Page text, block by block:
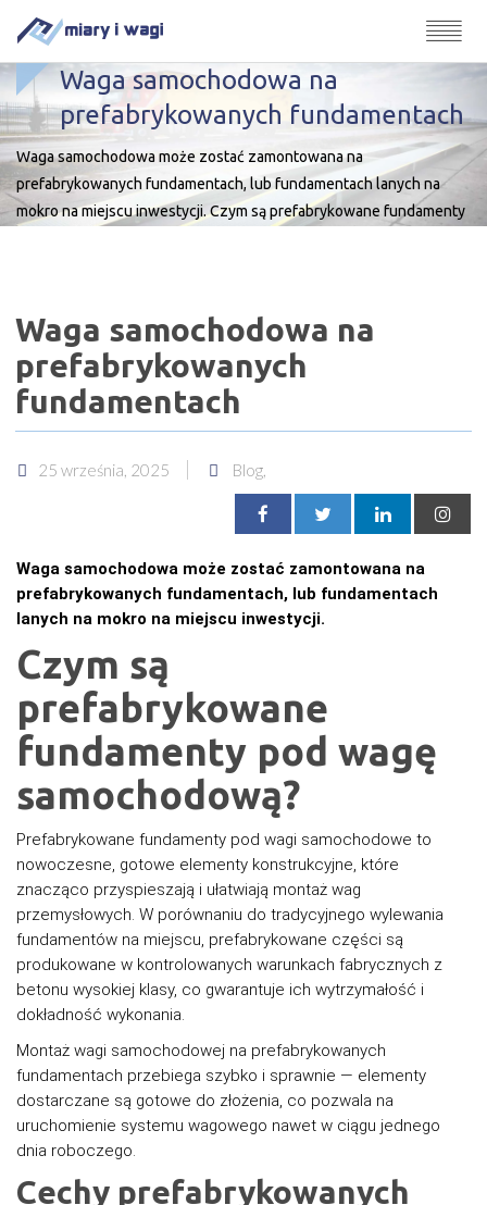
Waga samochodowa na
prefabrykowanych fundamentach
Waga samochodowa może zostać zamontowana na
prefabrykowanych fundamentach, lub fundamentach lanych na
mokro na miejscu inwestycji. Czym są prefabrykowane fundamenty
przemysłowych. W porównaniu do tradycyjnego wylewania
fundamentów na miejscu, prefabrykowane części są produkowane
w kontrolowanych […]
Waga samochodowa na
prefabrykowanych
fundamentach
25 września, 2025 Blog,
Waga samochodowa może zostać zamontowana na
prefabrykowanych fundamentach, lub fundamentach
lanych na mokro na miejscu inwestycji.
Czym są
prefabrykowane
fundamenty pod wagę
samochodową?
Prefabrykowane fundamenty pod wagi samochodowe to
nowoczesne, gotowe elementy konstrukcyjne, które
znacząco przyspieszają i ułatwiają montaż wag
przemysłowych. W porównaniu do tradycyjnego wylewania
fundamentów na miejscu, prefabrykowane części są
produkowane w kontrolowanych warunkach fabrycznych z
betonu wysokiej klasy, co gwarantuje ich wytrzymałość i
dokładność wykonania.
Montaż wagi samochodowej na prefabrykowanych
fundamentach przebiega szybko i sprawnie — elementy
dostarczane są gotowe do złożenia, co pozwala na
uruchomienie systemu wagowego nawet w ciągu jednego
dnia roboczego.
Cechy prefabrykowanych